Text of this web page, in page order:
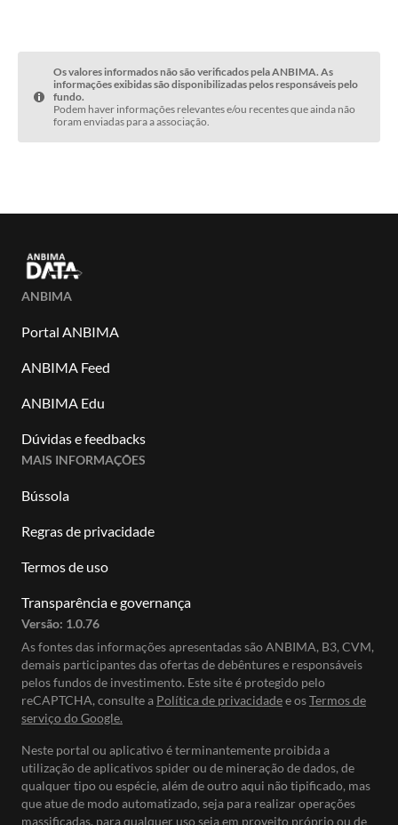
Os valores informados não são verificados pela ANBIMA. As
informações exibidas são disponibilizadas pelos responsáveis pelo
fundo.
Podem haver informações relevantes e/ou recentes que ainda não
foram enviadas para a associação.
ANBIMA
Portal ANBIMA
ANBIMA Feed
ANBIMA Edu
Dúvidas e feedbacks
MAIS INFORMAÇÕES
Bússola
Regras de privacidade
Termos de uso
Transparência e governança
Versão: 1.0.76
As fontes das informações apresentadas são ANBIMA, B3, CVM,
demais participantes das ofertas de debêntures e responsáveis
pelos fundos de investimento. Este site é protegido pelo
reCAPTCHA, consulte a Política de privacidadee osTermos de
serviço do Google.
Neste portal ou aplicativo é terminantemente proibida a
utilização de aplicativos spider ou de mineração de dados, de
qualquer tipo ou espécie, além de outro aqui não tipificado, mas
que atue de modo automatizado, seja para realizar operações
massificadas, para qualquer uso seja em proveito próprio ou de